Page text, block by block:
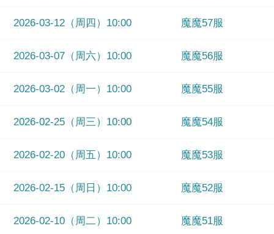
2026-03-12（周四）10:00 魔魔57服
2026-03-07（周六）10:00 魔魔56服
2026-03-02（周一）10:00 魔魔55服
2026-02-25（周三）10:00 魔魔54服
2026-02-20（周五）10:00 魔魔53服
2026-02-15（周日）10:00 魔魔52服
2026-02-10（周二）10:00 魔魔51服